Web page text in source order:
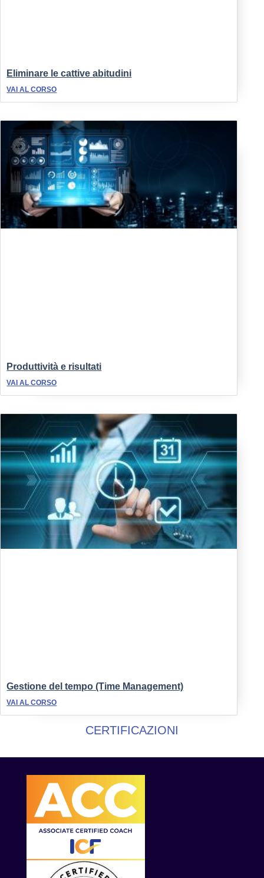
Eliminare le cattive abitudini
VAI AL CORSO
Produttività e risultati
VAI AL CORSO
Gestione del tempo (Time Management)
VAI AL CORSO
CERTIFICAZIONI